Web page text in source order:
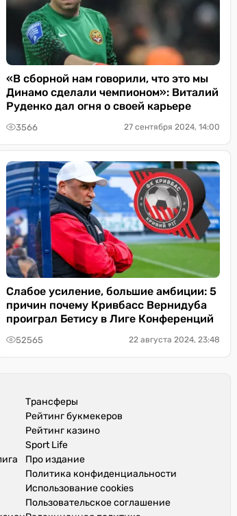
«В сборной нам говорили, что это мы
Динамо сделали чемпионом»: Виталий
Руденко дал огня о своей карьере
3566 27 сентября 2024, 14:00
Слабое усиление, большие амбиции: 5
причин почему Кривбасс Вернидуба
проиграл Бетису в Лиге Конференций
52565 22 августа 2024, 23:48
Трансферы
Рейтинг букмекеров
Рейтинг казино
Sport Life
Про издание
Политика конфиденциальности
Использование cookies
Пользовательское соглашение